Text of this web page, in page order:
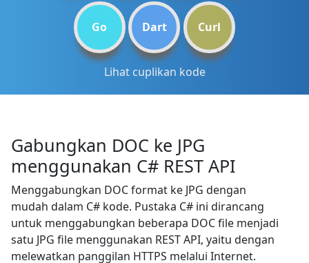
Go Dart Curl
Lihat cuplikan kode
Gabungkan DOC ke JPG
menggunakan C# REST API
Menggabungkan DOC format ke JPG dengan
mudah dalam C# kode. Pustaka C# ini dirancang
untuk menggabungkan beberapa DOC file menjadi
satu JPG file menggunakan REST API, yaitu dengan
melewatkan panggilan HTTPS melalui Internet.